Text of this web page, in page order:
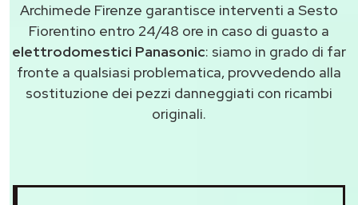
Archimede Firenze garantisce interventi a Sesto
Fiorentino entro 24/48 ore in caso di guasto a
elettrodomestici Panasonic: siamo in grado di far
fronte a qualsiasi problematica, provvedendo alla
sostituzione dei pezzi danneggiati con ricambi
originali.